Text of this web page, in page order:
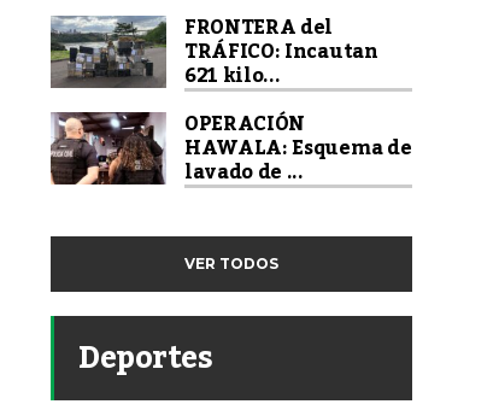
FRONTERA del
TRÁFICO: Incautan
621 kilo...
OPERACIÓN
HAWALA: Esquema de
lavado de ...
VER TODOS
Deportes